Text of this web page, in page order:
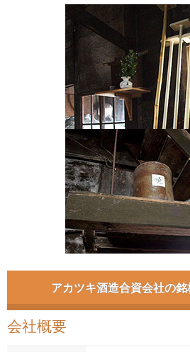
アカツキ酒造合資会社の
会社概要